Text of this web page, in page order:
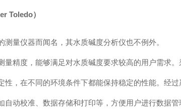
Toledo）
测量仪器而闻名，其水质碱度分析仪也不例外。
量精度，能够满足对水质碱度要求较高的用户需求
性，在不同的环境条件下都能保持稳定的性能。经
自动校准、数据存储和打印等，方便用户进行数据管